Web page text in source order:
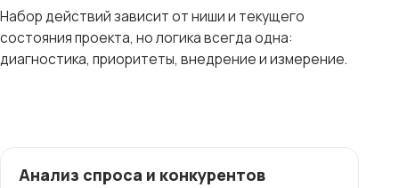
Набор действий зависит от ниши и текущего
состояния проекта, но логика всегда одна:
диагностика, приоритеты, внедрение и измерение.
Анализ спроса и конкурентов